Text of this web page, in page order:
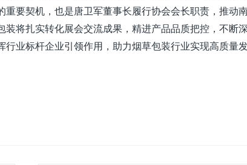
要契机，也是唐卫军董事长履行协会会长职责，推动
将扎实转化展会交流成果，精进产品品质把控，不断
业标杆企业引领作用，助力烟草包装行业实现高质量